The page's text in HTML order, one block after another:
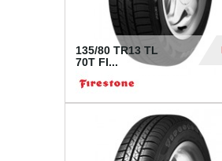
135/80 TR13 TL
70T FI...